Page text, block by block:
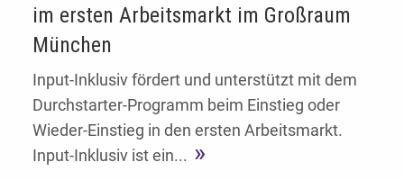
im ersten Arbeitsmarkt im Großraum
München
Input-Inklusiv fördert und unterstützt mit dem
Durchstarter-Programm beim Einstieg oder
Wieder-Einstieg in den ersten Arbeitsmarkt.
Input-Inklusiv ist ein...